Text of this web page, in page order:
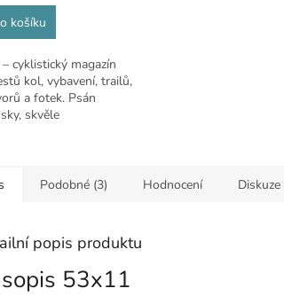
košíku
– cyklistický magazín
kol, vybavení, trailů,
a fotek. Psán
skvěle
Podobné (3) Hodnocení Diskuze
popis produktu
53x11